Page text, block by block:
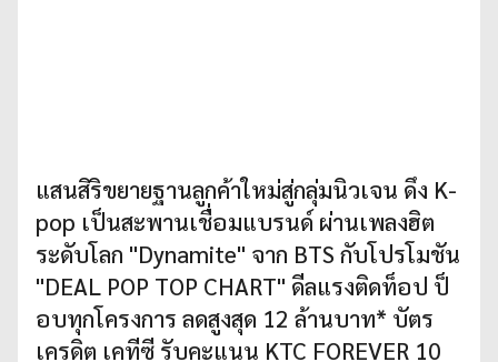
แสนสิริขยายฐานลูกค้าใหม่สู่กลุ่มนิวเจน ดึง K-
pop เป็นสะพานเชื่อมแบรนด์ ผ่านเพลงฮิต
ระดับโลก "Dynamite" จาก BTS กับโปรโมชัน
"DEAL POP TOP CHART" ดีลแรงติดท็อป ป็
อบทุกโครงการ ลดสูงสุด 12 ล้านบาท* บัตร
เครดิต เคทีซี รับคะแนน KTC FOREVER 10